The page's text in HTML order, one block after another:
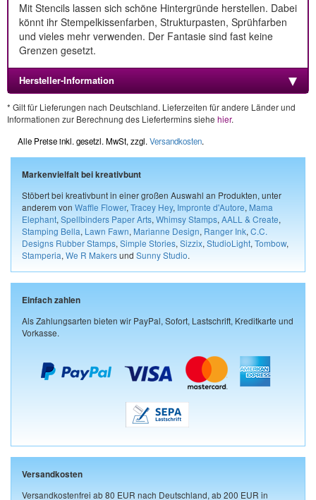
Mit Stencils lassen sich schöne Hintergründe herstellen. Dabei
könnt ihr Stempelkissenfarben, Strukturpasten, Sprühfarben
und vieles mehr verwenden. Der Fantasie sind fast keine
Grenzen gesetzt.
Hersteller-Information
* Gilt für Lieferungen nach Deutschland. Lieferzeiten für andere Länder und
Informationen zur Berechnung des Liefertermins siehe hier.
Alle Preise inkl. gesetzl. MwSt, zzgl. Versandkosten.
Markenvielfalt bei kreativbunt
Stöbert bei kreativbunt in einer großen Auswahl an Produkten, unter
anderem von Waffle Flower, Tracey Hey, Impronte d'Autore, Mama
Elephant, Spellbinders Paper Arts, Whimsy Stamps, AALL & Create,
Stamping Bella, Lawn Fawn, Marianne Design, Ranger Ink, C.C.
Designs Rubber Stamps, Simple Stories, Sizzix, StudioLight, Tombow,
Stamperia, We R Makersund Sunny Studio.
Einfach zahlen
Als Zahlungsarten bieten wir PayPal, Sofort, Lastschrift, Kreditkarte und
Vorkasse.
Versandkosten
Versandkostenfrei ab 80 EUR nach Deutschland, ab 200 EUR in